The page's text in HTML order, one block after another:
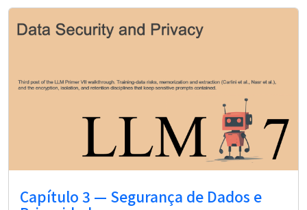
Capítulo 3 — Segurança de Dados e